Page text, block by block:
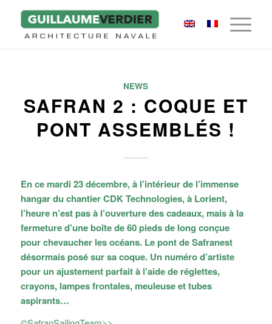
NEWS
SAFRAN 2 : COQUE ET
PONT ASSEMBLÉS !
En ce mardi 23 décembre, à l’intérieur de l’immense
hangar du chantier CDK Technologies, à Lorient,
l’heure n’est pas à l’ouverture des cadeaux, mais à la
fermeture d’une boîte de 60 pieds de long conçue
pour chevaucher les océans. Le pont deSafranest
désormais posé sur sa coque. Un numéro d’artiste
pour un ajustement parfait à l’aide de réglettes,
crayons, lampes frontales, meuleuse et tubes
aspirants…